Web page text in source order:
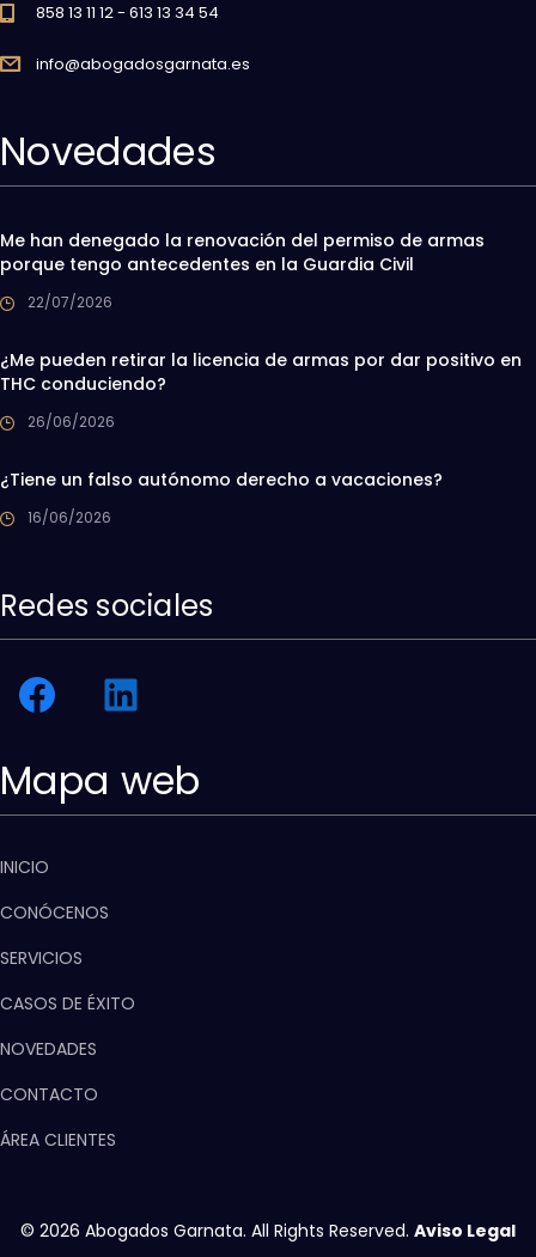
858 13 11 12 - 613 13 34 54
info@abogadosgarnata.es
Novedades
Me han denegado la renovación del permiso de armas
porque tengo antecedentes en la Guardia Civil
22/07/2026
¿Me pueden retirar la licencia de armas por dar positivo en
THC conduciendo?
26/06/2026
¿Tiene un falso autónomo derecho a vacaciones?
16/06/2026
Redes sociales
Mapa web
INICIO
CONÓCENOS
SERVICIOS
CASOS DE ÉXITO
NOVEDADES
CONTACTO
ÁREA CLIENTES
© 2026 Abogados Garnata. All Rights Reserved. Aviso Legal